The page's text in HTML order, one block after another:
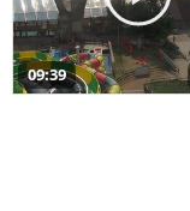
09:39